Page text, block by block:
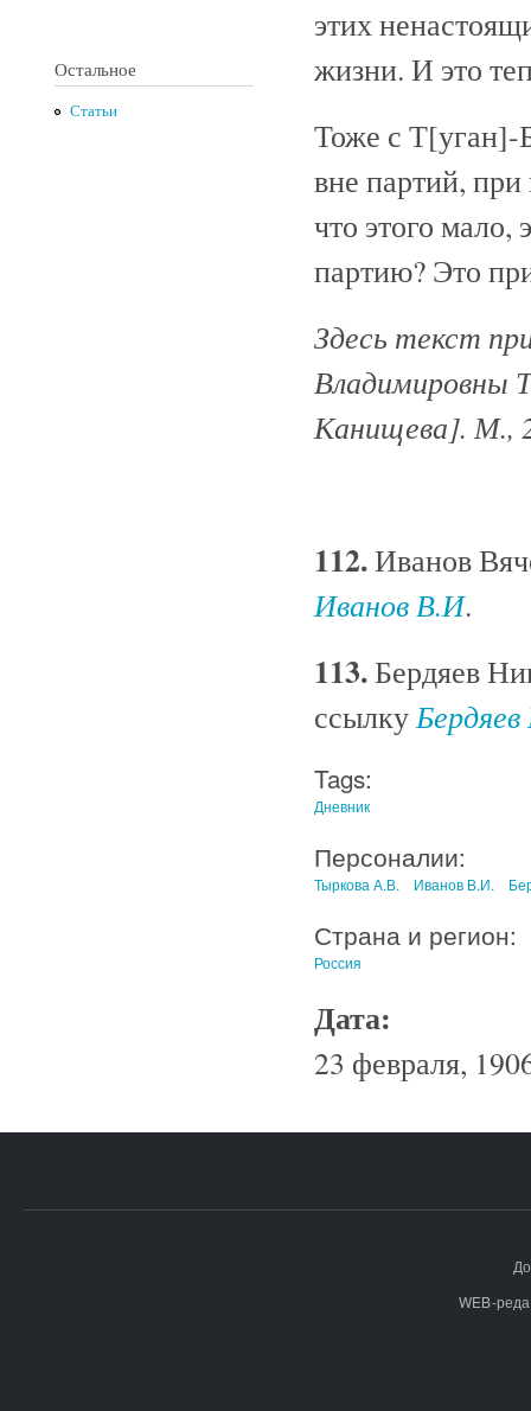
Остальное
Статьи
этих
жизни. И это
Тоже с Т[уган]-
вне партий,
что этого мало,
партию? Это
Здесь текст
Владимировны
Канищева]. М.,
112.Иванов
Иванов В.И.
113. Бердяев
ссылку
Tags:
Дневник
Персоналии:
Тыркова А.В. Иванов В.И.
Страна и регион:
Россия
Дата:
23 февраля,
WEB-